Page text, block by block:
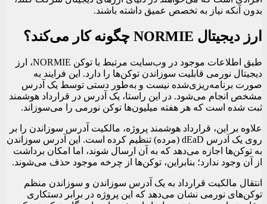
بدون آنکه نیاز به تخصص عمیق داشته باشند.
ارز دیجیتال NORMIE چگونه کار می‌کند؟
طبق اطلاعات موجود در وب‌سایت مرتبط با توکن NORMIE، ارز
دیجیتال نورمی قابلیت سوزاندن توکن‌ها را دارد. این فرایند به
صورت برنامه‌ریزی‌شده نیست و به‌طور دستی توسط یک آدرس
مشخص انجام می‌شود. در این راستا، یک آدرس در قرارداد هوشمند
ثبت شده است که هر هفته میلیون‌ها توکن نورمی را می‌سوزاند.
علاوه بر این، قرارداد هوشمند پروژه، مالکیت آدرس سوزاندن را بر
روی یک آدرس dEaD (مرده) تنظیم کرده است. این آدرس سوزاندن
به توکن‌ها اجازه می‌دهد که به آن ارسال شوند، اما امکان برداشت
از آن وجود ندارد؛ بنابراین، توکن‌ها از چرخه موجود حذف می‌شوند.
انتقال مالکیت قرارداد به یک آدرس سوزاندن و سوزاندن منظم
توکن‌های نورمی نشان می‌دهد که این پروژه در برابر دستکاری